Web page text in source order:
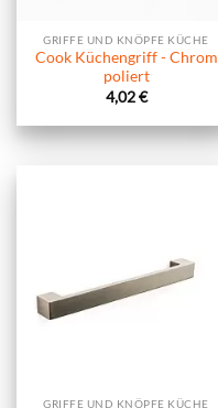
GRIFFE UND KNÖPFE KÜCHE
Cook Küchengriff - Chrom
poliert
4,02€
GRIFFE UND KNÖPFE KÜCHE